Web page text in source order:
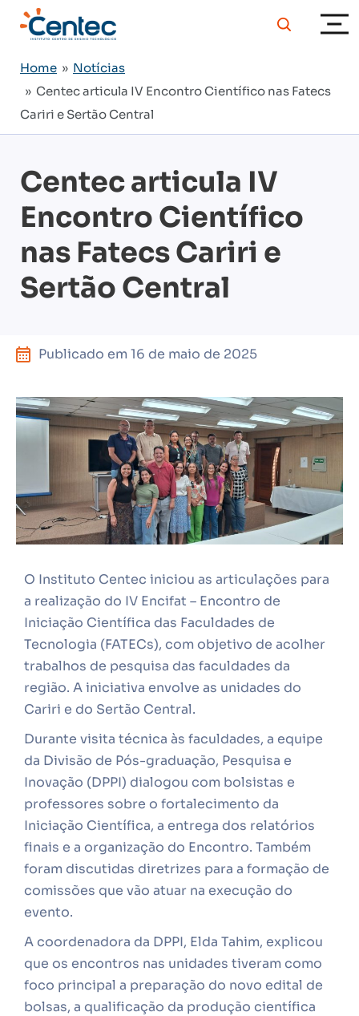
Home » Notícias
» Centec articula IV Encontro Científico nas Fatecs
Cariri e Sertão Central
Centec articula IV
Encontro Científico
nas Fatecs Cariri e
Sertão Central
Publicado em 16 de maio de 2025
O Instituto Centec iniciou as articulações para
a realização do IV Encifat – Encontro de
Iniciação Científica das Faculdades de
Tecnologia (FATECs), com objetivo de acolher
trabalhos de pesquisa das faculdades da
região. A iniciativa envolve as unidades do
Cariri e do Sertão Central.
Durante visita técnica às faculdades, a equipe
da Divisão de Pós-graduação, Pesquisa e
Inovação (DPPI) dialogou com bolsistas e
professores sobre o fortalecimento da
Iniciação Científica, a entrega dos relatórios
finais e a organização do Encontro. Também
foram discutidas diretrizes para a formação de
comissões que vão atuar na execução do
evento.
A coordenadora da DPPI, Elda Tahim, explicou
que os encontros nas unidades tiveram como
foco principal a preparação do novo edital de
bolsas, a qualificação da produção científica